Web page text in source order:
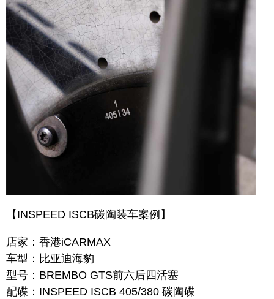
【INSPEED ISCB碳陶装车案例】
店家：香港iCARMAX
车型：比亚迪海豹
型号：BREMBO GTS前六后四活塞
配碟：INSPEED ISCB 405/380 碳陶碟